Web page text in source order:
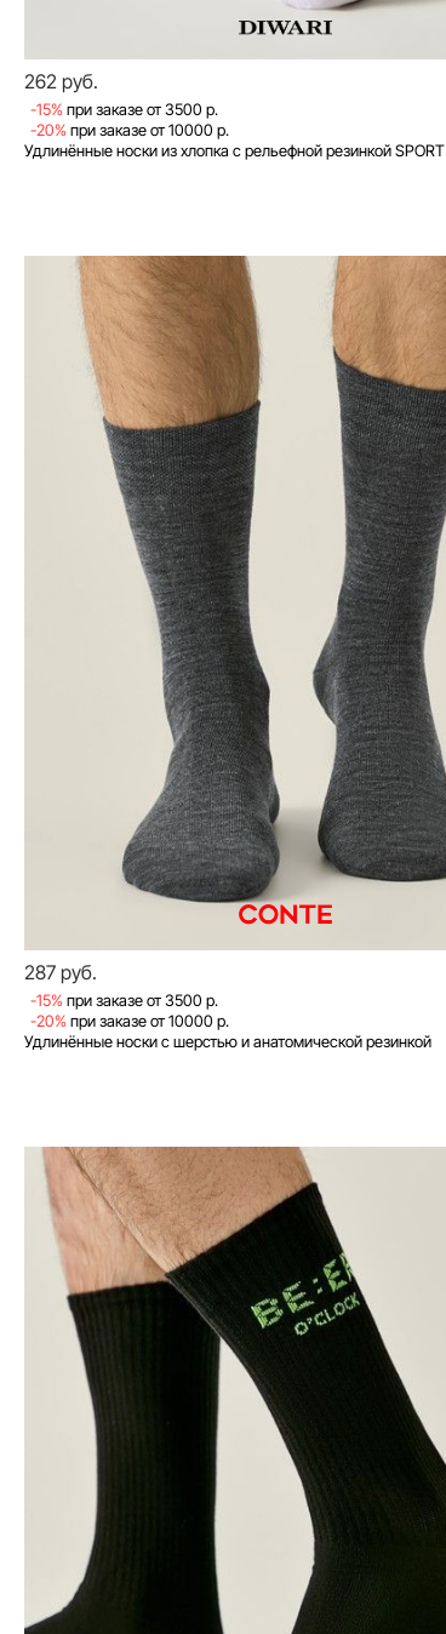
262 руб.
-15% при заказе от 3500 р.
-20% при заказе от 10000 р.
Удлинённые носки из хлопка с рельефной резинкой SPORT
287 руб.
-15% при заказе от 3500 р.
-20% при заказе от 10000 р.
Удлинённые носки с шерстью и анатомической резинкой